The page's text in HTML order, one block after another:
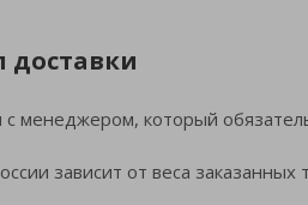
доставки
с менеджером, который
зависит от веса